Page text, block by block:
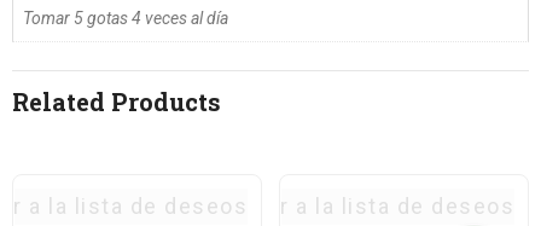
Tomar 5 gotas 4 veces al día
Related Products
a la lista de deseosAgregar a la lista de deseos